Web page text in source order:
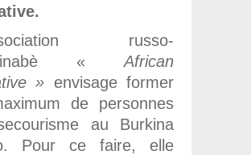
russo-
« African
» envisage former
de personnes
au Burkina
Pour ce faire, elle